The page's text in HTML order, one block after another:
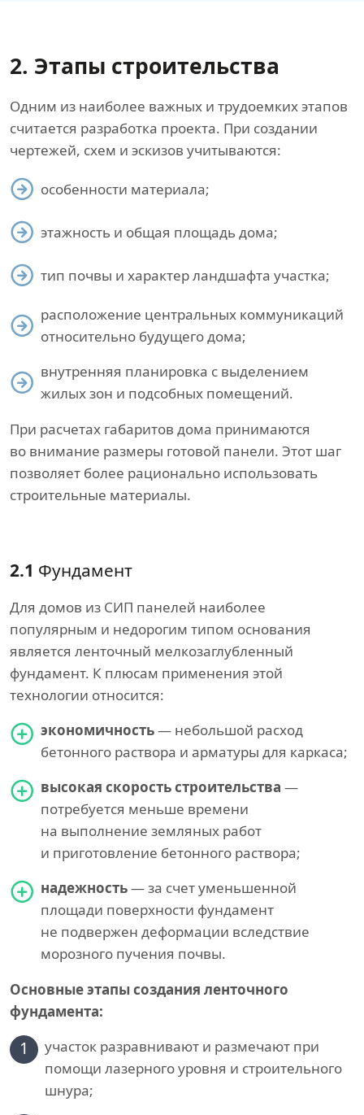
2. Этапы строительства
Одним из наиболее важных и трудоемких этапов
считается разработка проекта. При создании
чертежей, схем и эскизов учитываются:
особенности материала;
этажность и общая площадь дома;
тип почвы и характер ландшафта участка;
расположение центральных коммуникаций
относительно будущего дома;
внутренняя планировка с выделением
жилых зон и подсобных помещений.
При расчетах габаритов дома принимаются
во внимание размеры готовой панели. Этот шаг
позволяет более рационально использовать
строительные материалы.
2.1 Фундамент
Для домов из СИП панелей наиболее
популярным и недорогим типом основания
является ленточный мелкозаглубленный
фундамент. К плюсам применения этой
технологии относится:
экономичность— небольшой расход
бетонного раствора и арматуры для каркаса;
высокая скорость строительства —
потребуется меньше времени
на выполнение земляных работ
и приготовление бетонного раствора;
надежность— за счет уменьшенной
площади поверхности фундамент
не подвержен деформации вследствие
морозного пучения почвы.
Основные этапы создания ленточного
фундамента:
1
участок разравнивают и размечают при
помощи лазерного уровня и строительного
шнура;